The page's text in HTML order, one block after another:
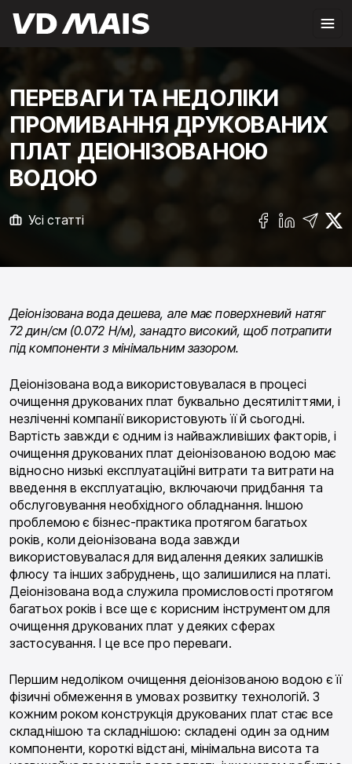
ПЕРЕВАГИ ТА НЕДОЛІКИ
ПРОМИВАННЯ ДРУКОВАНИХ
ПЛАТ ДЕІОНІЗОВАНОЮ
ВОДОЮ
Усі статті
Деіонізована вода дешева, але має поверхневий натяг
72 дин/см (0.072 Н/м), занадто високий, щоб потрапити
під компоненти з мінімальним зазором.
Деіонізована вода використовувалася в процесі
очищення друкованих плат буквально десятиліттями, і
незліченні компанії використовують її й сьогодні.
Вартість завжди є одним із найважливіших факторів, і
очищення друкованих плат деіонізованою водою має
відносно низькі експлуатаційні витрати та витрати на
введення в експлуатацію, включаючи придбання та
обслуговування необхідного обладнання. Іншою
проблемою є бізнес-практика протягом багатьох
років, коли деіонізована вода завжди
використовувалася для видалення деяких залишків
флюсу та інших забруднень, що залишилися на платі.
Деіонізована вода служила промисловості протягом
багатьох років і все ще є корисним інструментом для
очищення друкованих плат у деяких сферах
застосування. І це все про переваги.
Першим недоліком очищення деіонізованою водою є її
фізичні обмеження в умовах розвитку технологій. З
кожним роком конструкція друкованих плат стає все
складнішою та складнішою: складені один за одним
компоненти, короткі відстані, мінімальна висота та